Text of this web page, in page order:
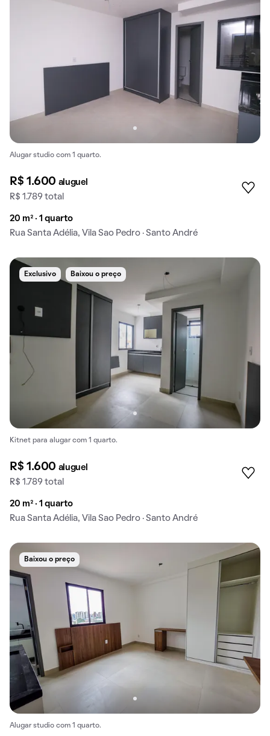
Alugar studio com 1 quarto.
R$ 1.600 aluguel
R$ 1.789 total
20 m² · 1 quarto
Rua Santa Adélia, Vila Sao Pedro · Santo André
Exclusivo Baixou o preço
Kitnet para alugar com 1 quarto.
R$ 1.600 aluguel
R$ 1.789 total
20 m² · 1 quarto
Rua Santa Adélia, Vila Sao Pedro · Santo André
Baixou o preço
Alugar studio com 1 quarto.